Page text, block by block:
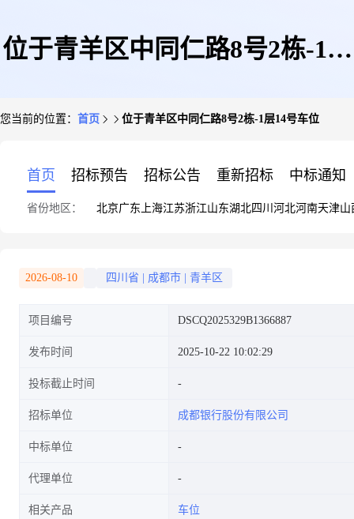
位于青羊区中同仁路8号2栋-1层
您当前的位置： 首页 位于青羊区中同仁路8号2栋-1层14号车位
首页 招标预告 招标公告 重新招标 中标通知
省份地区： 北京广东 上海江苏浙江山东湖北四川 河北河南天津山
2026-08-10 四川省 成都市 青羊区
项目编号 DSCQ2025329B1366887
发布时间 2025-10-22 10:02:29
投标截止时间
招标单位 成都银行股份有限公司
中标单位
代理单位
相关产品 车位